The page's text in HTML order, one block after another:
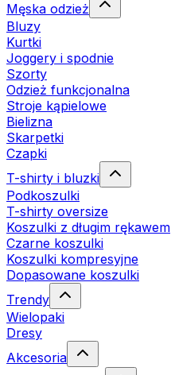
Męska odzież
Bluzy
Kurtki
Joggery i spodnie
Szorty
Odzież funkcjonalna
Stroje kąpielowe
Bielizna
Skarpetki
Czapki
T-shirty i bluzki
Podkoszulki
T-shirty oversize
Koszulki z długim rękawem
Czarne koszulki
Koszulki kompresyjne
Dopasowane koszulki
Trendy
Wielopaki
Dresy
Akcesoria